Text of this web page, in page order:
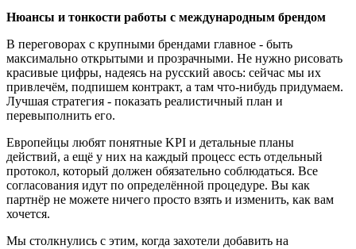
Нюансы и тонкости работы с международным брендом
В переговорах с крупными брендами главное - быть
максимально открытыми и прозрачными. Не нужно рисовать
красивые цифры, надеясь на русский авось: сейчас мы их
привлечём, подпишем контракт, а там что-нибудь придумаем.
Лучшая стратегия - показать реалистичный план и
перевыполнить его.
Европейцы любят понятные KPI и детальные планы
действий, а ещё у них на каждый процесс есть отдельный
протокол, который должен обязательно соблюдаться. Все
согласования идут по определённой процедуре. Вы как
партнёр не можете ничего просто взять и изменить, как вам
хочется.
Мы столкнулись с этим, когда захотели добавить на